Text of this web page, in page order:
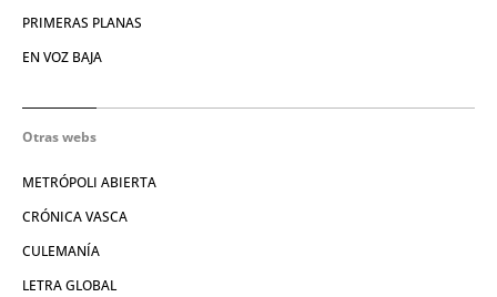
PRIMERAS PLANAS
EN VOZ BAJA
Otras webs
METRÓPOLI ABIERTA
CRÓNICA VASCA
CULEMANÍA
LETRA GLOBAL